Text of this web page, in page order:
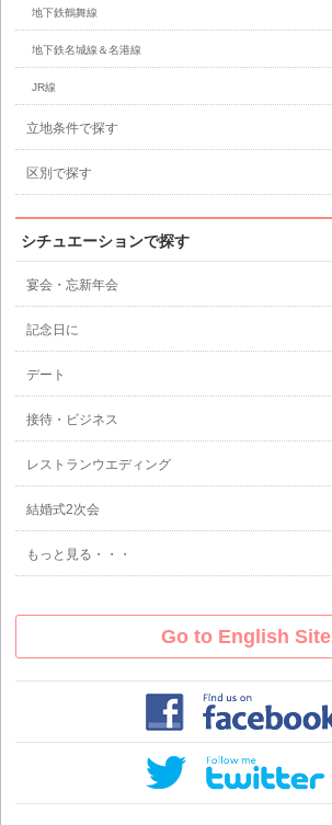
地下鉄鶴舞線
地下鉄名城線＆名港線
JR線
立地条件で探す
区別で探す
シチュエーションで探す
宴会・忘新年会
記念日に
デート
接待・ビジネス
レストランウエディング
結婚式2次会
もっと見る・・・
Go to English Site